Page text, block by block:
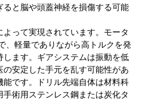
と脳や頭蓋神経を損傷する可能
って実現されています。モータ
、軽量でありながら高トルクを発
ます。ギアシステムは振動を低
安定した手元を乱す可能性があ
です。ドリル先端自体は材料科
術用ステンレス鋼または炭化タ